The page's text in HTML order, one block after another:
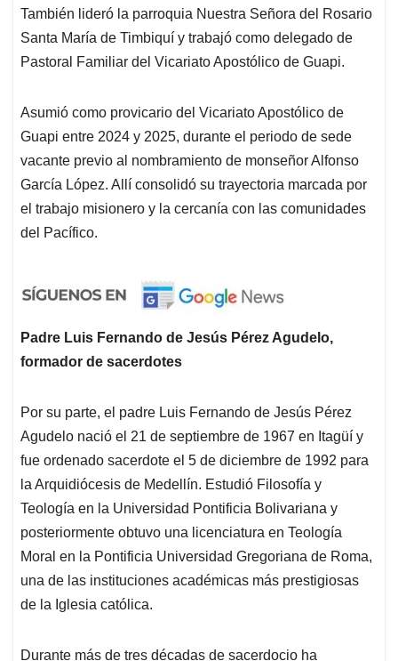
También lideró la parroquia Nuestra Señora del Rosario
Santa María de Timbiquí y trabajó como delegado de
Pastoral Familiar del Vicariato Apostólico de Guapi.
Asumió como provicario del Vicariato Apostólico de
Guapi entre 2024 y 2025, durante el periodo de sede
vacante previo al nombramiento de monseñor Alfonso
García López. Allí consolidó su trayectoria marcada por
el trabajo misionero y la cercanía con las comunidades
del Pacífico.
Padre Luis Fernando de Jesús Pérez Agudelo,
formador de sacerdotes
Por su parte, el padre Luis Fernando de Jesús Pérez
Agudelo nació el 21 de septiembre de 1967 en Itagüí y
fue ordenado sacerdote el 5 de diciembre de 1992 para
la Arquidiócesis de Medellín. Estudió Filosofía y
Teología en la Universidad Pontificia Bolivariana y
posteriormente obtuvo una licenciatura en Teología
Moral en la Pontificia Universidad Gregoriana de Roma,
una de las instituciones académicas más prestigiosas
de la Iglesia católica.
Durante más de tres décadas de sacerdocio ha